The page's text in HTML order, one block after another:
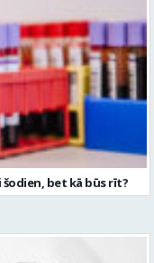
bet kā būs rīt?